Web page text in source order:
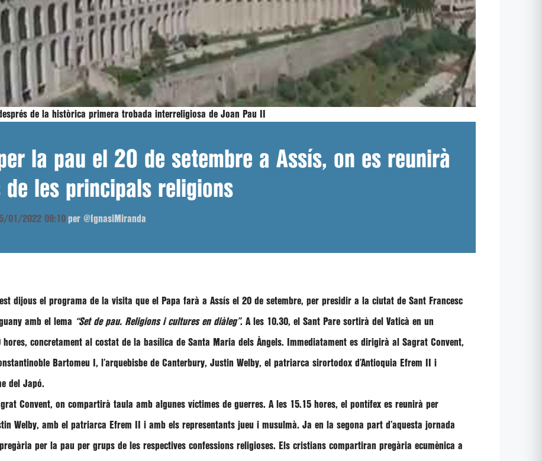
de la històrica primera trobada interreligiosa de Joan Pau II
la pau el 20 de setembre a Assís, on es reunirà
de les principals religions
01/2022 09:10 per @IgnasiMiranda
dijous el programa de la visita que el Papa farà a Assís el 20 de setembre, per presidir a la ciutat de Sant Francesc
amb el lema “Set de pau. Religions i cultures en diàleg”. A les 10.30, el Sant Pare sortirà del Vaticà en un
concretament al costat de la basílica de Santa Maria dels Àngels. Immediatament es dirigirà al Sagrat Convent,
Bartomeu I, l’arquebisbe de Canterbury, Justin Welby, el patriarca sirortodox d’Antioquia Efrem II i
del Japó.
Convent, on compartirà taula amb algunes víctimes de guerres. A les 15.15 hores, el pontífex es reunirà per
Welby, amb el patriarca Efrem II i amb els representants jueu i musulmà. Ja en la segona part d’aquesta jornada
per la pau per grups de les respectives confessions religioses. Els cristians compartiran pregària ecumènica a